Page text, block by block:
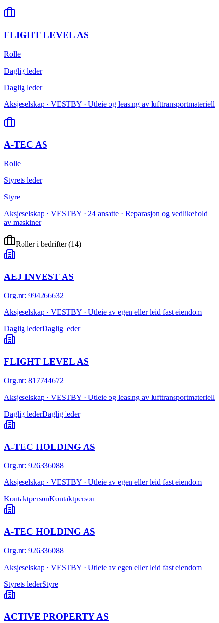
FLIGHT LEVEL AS
Rolle
Daglig leder
Daglig leder
Aksjeselskap · VESTBY · Utleie og leasing av lufttransportmateriell
A-TEC AS
Rolle
Styrets leder
Styre
Aksjeselskap · VESTBY · 24 ansatte · Reparasjon og vedlikehold
av maskiner
Roller i bedrifter(14)
AEJ INVEST AS
Org.nr: 994266632
Aksjeselskap · VESTBY · Utleie av egen eller leid fast eiendom
Daglig lederDaglig leder
FLIGHT LEVEL AS
Org.nr: 817744672
Aksjeselskap · VESTBY · Utleie og leasing av lufttransportmateriell
Daglig lederDaglig leder
A-TEC HOLDING AS
Org.nr: 926336088
Aksjeselskap · VESTBY · Utleie av egen eller leid fast eiendom
KontaktpersonKontaktperson
A-TEC HOLDING AS
Org.nr: 926336088
Aksjeselskap · VESTBY · Utleie av egen eller leid fast eiendom
Styrets lederStyre
ACTIVE PROPERTY AS